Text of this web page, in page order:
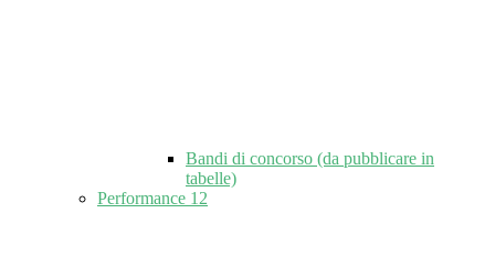
Bandi di concorso (da pubblicare in
tabelle)
Performance 12